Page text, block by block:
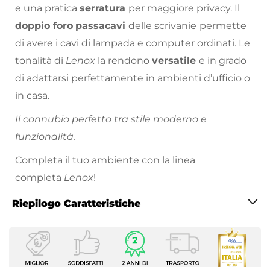
e una pratica serratura per maggiore privacy. Il
doppio foro passacavi delle scrivanie permette
di avere i cavi di lampada e computer ordinati. Le
tonalità di Lenox la rendono versatile e in grado
di adattarsi perfettamente in ambienti d’ufficio o
in casa.
Il connubio perfetto tra stile moderno e
funzionalità.
Completa il tuo ambiente con la linea
completa Lenox!
Riepilogo Caratteristiche
Caratteristiche
Serie